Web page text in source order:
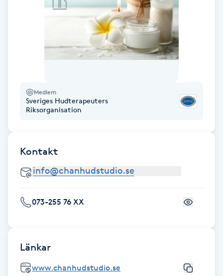
Fransk manikyr
Friskvård
Frisör
Funktionsanalys
Färgning
Gel naglar
Medlem
Sveriges Hudterapeuters
Riksorganisation
Kontakt
073-255 76 XX
Länkar
www.chanhudstudio.se